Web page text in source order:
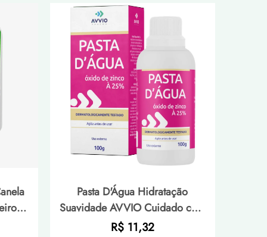
-
Pasta D'Água Hidratação
Suavidade AVVIO Cuidado com
a Pele - 100g
Preço
R$ 11,32